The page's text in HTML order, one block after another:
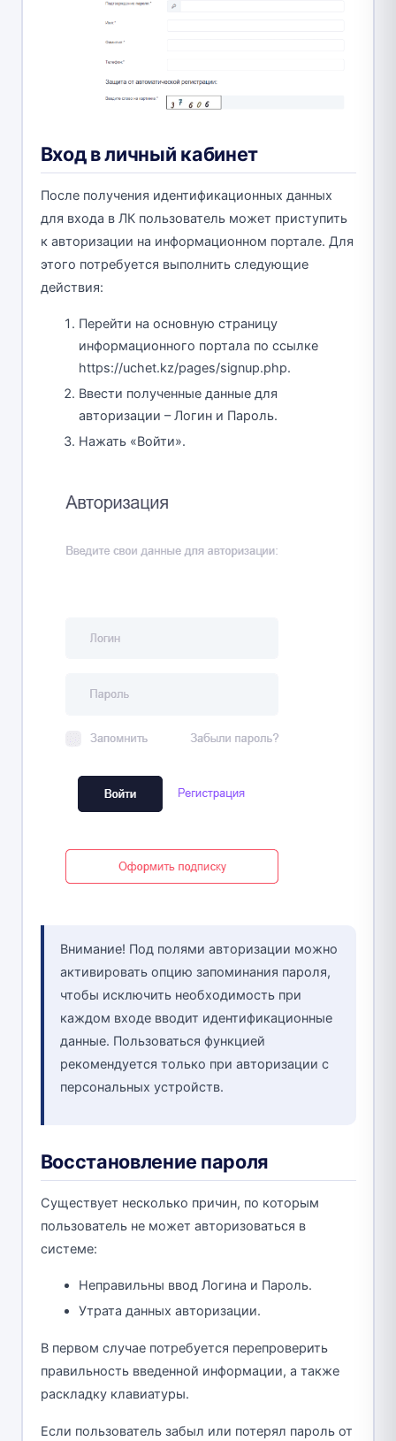
Вход в личный кабинет
После получения идентификационных данных
для входа в ЛК пользователь может приступить
к авторизации на информационном портале. Для
этого потребуется выполнить следующие
действия:
Перейти на основную страницу
информационного портала по ссылке
https://uchet.kz/pages/signup.php.
Ввести полученные данные для
авторизации – Логин и Пароль.
Нажать «Войти».
Внимание! Под полями авторизации можно
активировать опцию запоминания пароля,
чтобы исключить необходимость при
каждом входе вводит идентификационные
данные. Пользоваться функцией
рекомендуется только при авторизации с
персональных устройств.
Восстановление пароля
Существует несколько причин, по которым
пользователь не может авторизоваться в
системе:
Неправильны ввод Логина и Пароль.
Утрата данных авторизации.
В первом случае потребуется перепроверить
правильность введенной информации, а также
раскладку клавиатуры.
Если пользователь забыл или потерял пароль от